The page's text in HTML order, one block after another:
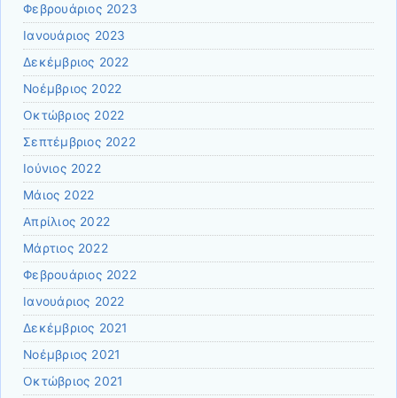
Φεβρουάριος 2023
Ιανουάριος 2023
Δεκέμβριος 2022
Νοέμβριος 2022
Οκτώβριος 2022
Σεπτέμβριος 2022
Ιούνιος 2022
Μάιος 2022
Απρίλιος 2022
Μάρτιος 2022
Φεβρουάριος 2022
Ιανουάριος 2022
Δεκέμβριος 2021
Νοέμβριος 2021
Οκτώβριος 2021